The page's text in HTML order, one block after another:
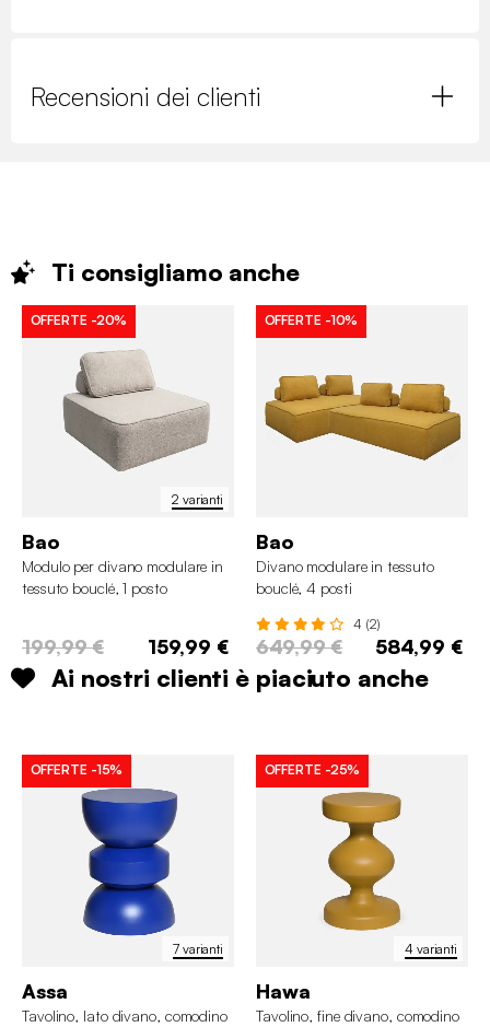
Recensioni dei clienti
Ti consigliamo anche
2 varianti
OFFERTE -20%
Bao
Modulo per divano modulare in
tessuto bouclé, 1 posto
199,99 € 159,99 €
OFFERTE -10%
Bao
Divano modulare in tessuto
bouclé, 4 posti
4 (2)
649,99 € 584,99 €
Ai nostri clienti è piaciuto anche
7 varianti
OFFERTE -15%
Assa
Tavolino, lato divano, comodino
4 varianti
OFFERTE -25%
Hawa
Tavolino, fine divano, comodino